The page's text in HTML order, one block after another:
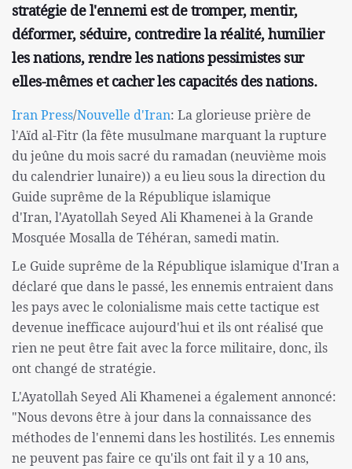
stratégie de l'ennemi est de tromper, mentir,
déformer, séduire, contredire la réalité, humilier
les nations, rendre les nations pessimistes sur
elles-mêmes et cacher les capacités des nations.
Iran Press/Nouvelle d'Iran: La glorieuse prière de
l'Aïd al-Fitr (la fête musulmane marquant la rupture
du jeûne du mois sacré du ramadan (neuvième mois
du calendrier lunaire)) a eu lieu sous la direction du
Guide suprême de la République islamique
d'Iran, l'Ayatollah Seyed Ali Khamenei à la Grande
Mosquée Mosalla de Téhéran, samedi matin.
Le Guide suprême de la République islamique d'Iran a
déclaré que dans le passé, les ennemis entraient dans
les pays avec le colonialisme mais cette tactique est
devenue inefficace aujourd'hui et ils ont réalisé que
rien ne peut être fait avec la force militaire, donc, ils
ont changé de stratégie.
L'Ayatollah Seyed Ali Khamenei a également annoncé:
"Nous devons être à jour dans la connaissance des
méthodes de l'ennemi dans les hostilités. Les ennemis
ne peuvent pas faire ce qu'ils ont fait il y a 10 ans,